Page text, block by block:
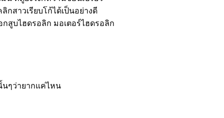
สาวเรียบโก้ได้เป็นอย่างดี
สูบไฮดรอลิก มอเตอร์ไฮดรอลิก
นๆว่ายากแค่ไหน